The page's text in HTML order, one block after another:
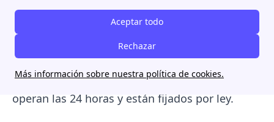
Aceptar todo
Rechazar
Más información sobre nuestra política de cookies.
En caso de avería de luz en la red eléctrica,
debes llamar a
la distribuidora de tu zona
(responsable de la infraestructura) y no a la
Los teléfonos de averías son gratuitos(900),
operan las 24 horas y están fijados por ley.